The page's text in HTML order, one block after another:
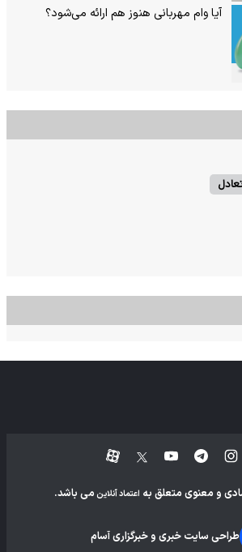
آیا وام مهربانی هنوز هم ارائه می‌شود؟
و معنوی متعلق به اعتماد آنلاین می باشد.
طراحی سایت خبری و خبرگزاری آسام